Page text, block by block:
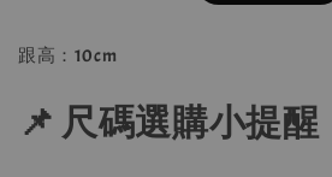
跟高：10cm
📌 尺碼選購小提醒